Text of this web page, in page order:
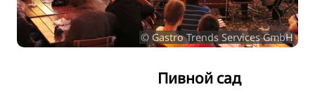
FI
ZH
© Gastro Trends Services GmbH
Пивной сад